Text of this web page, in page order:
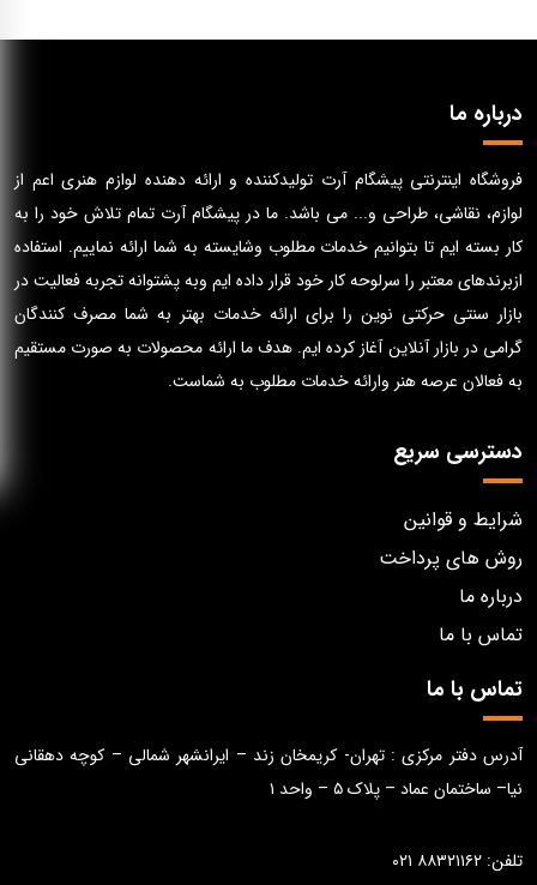
درباره ما
فروشگاه اینترنتی پیشگام آرت تولیدکننده و ارائه دهنده لوازم هنری اعم از
لوازم، نقاشی، طراحی و... می باشد. ما در پیشگام آرت تمام تلاش خود را به
کار بسته ایم تا بتوانیم خدمات مطلوب وشایسته به شما ارائه نماییم. استفاده
ازبرندهای معتبر را سرلوحه کار خود قرار داده ایم وبه پشتوانه تجربه فعالیت در
بازار سنتی حرکتی نوین را برای ارائه خدمات بهتر به شما مصرف کنندگان
گرامی در بازار آنلاین آغاز کرده ایم. هدف ما ارائه محصولات به صورت مستقیم
به فعالان عرصه هنر وارائه خدمات مطلوب به شماست.
دسترسی سریع
شرایط و قوانین
روش های پرداخت
درباره ما
تماس با ما
تماس با ما
آدرس دفتر مرکزی : تهران- کریمخان زند – ایرانشهر شمالی – کوچه دهقانی
نیا– ساختمان عماد – پلاک ۵ – واحد ۱
تلفن: ۸۸۳۲۱۱۶۲ ۰۲۱